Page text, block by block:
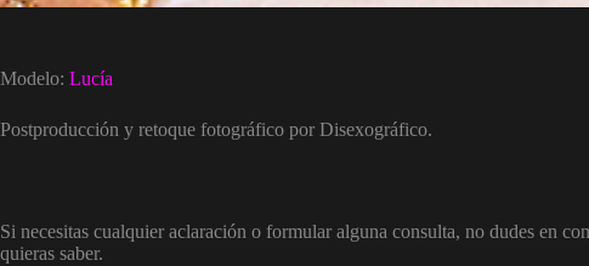
Modelo: Lucía
Postproducción y retoque fotográfico por Disexográfico.
Si necesitas cualquier aclaración o formular alguna consulta, no dudes en
quieras saber.